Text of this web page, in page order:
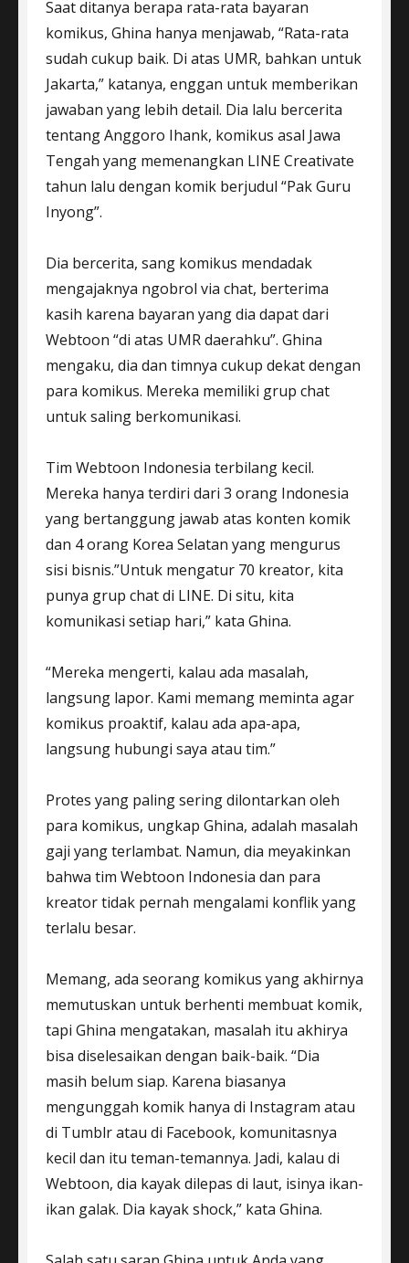
Saat ditanya berapa rata-rata bayaran
komikus, Ghina hanya menjawab, “Rata-rata
sudah cukup baik. Di atas UMR, bahkan untuk
Jakarta,” katanya, enggan untuk memberikan
jawaban yang lebih detail. Dia lalu bercerita
tentang Anggoro Ihank, komikus asal Jawa
Tengah yang memenangkan LINE Creativate
tahun lalu dengan komik berjudul “Pak Guru
Inyong”.
Dia bercerita, sang komikus mendadak
mengajaknya ngobrol via chat, berterima
kasih karena bayaran yang dia dapat dari
Webtoon “di atas UMR daerahku”. Ghina
mengaku, dia dan timnya cukup dekat dengan
para komikus. Mereka memiliki grup chat
untuk saling berkomunikasi.
Tim Webtoon Indonesia terbilang kecil.
Mereka hanya terdiri dari 3 orang Indonesia
yang bertanggung jawab atas konten komik
dan 4 orang Korea Selatan yang mengurus
sisi bisnis.”Untuk mengatur 70 kreator, kita
punya grup chat di LINE. Di situ, kita
komunikasi setiap hari,” kata Ghina.
“Mereka mengerti, kalau ada masalah,
langsung lapor. Kami memang meminta agar
komikus proaktif, kalau ada apa-apa,
langsung hubungi saya atau tim.”
Protes yang paling sering dilontarkan oleh
para komikus, ungkap Ghina, adalah masalah
gaji yang terlambat. Namun, dia meyakinkan
bahwa tim Webtoon Indonesia dan para
kreator tidak pernah mengalami konflik yang
terlalu besar.
Memang, ada seorang komikus yang akhirnya
memutuskan untuk berhenti membuat komik,
tapi Ghina mengatakan, masalah itu akhirya
bisa diselesaikan dengan baik-baik. “Dia
masih belum siap. Karena biasanya
mengunggah komik hanya di Instagram atau
di Tumblr atau di Facebook, komunitasnya
kecil dan itu teman-temannya. Jadi, kalau di
Webtoon, dia kayak dilepas di laut, isinya ikan-
ikan galak. Dia kayak shock,” kata Ghina.